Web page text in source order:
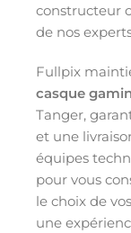
constructeur
de nos
Fullpix
casque
Tanger,
et une
équipes
pour vous
le choix de
une